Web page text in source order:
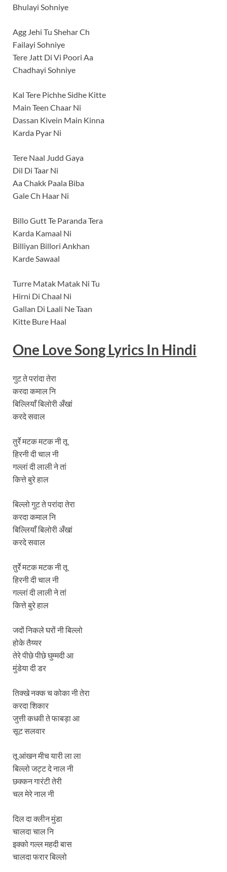
Bhulayi Sohniye
Agg Jehi Tu Shehar Ch
Failayi Sohniye
Tere Jatt Di Vi Poori Aa
Chadhayi Sohniye
Kal Tere Pichhe Sidhe Kitte
Main Teen Chaar Ni
Dassan Kivein Main Kinna
Karda Pyar Ni
Tere Naal Judd Gaya
Dil Di Taar Ni
Aa Chakk Paala Biba
Gale Ch Haar Ni
Billo Gutt Te Paranda Tera
Karda Kamaal Ni
Billiyan Billori Ankhan
Karde Sawaal
Turre Matak Matak Ni Tu
Hirni Di Chaal Ni
Gallan Di Laali Ne Taan
Kitte Bure Haal
One Love Song Lyrics In Hindi
गुट ते परांदा तेरा
करदा कमाल नि
बिल्लियाँ बिलोरी अँखां
करदे सवाल
तुर्रे मटक मटक नी तू
हिरनी दी चाल नी
गल्लां दी लाली ने तां
कित्ते बुरे हाल
बिल्लो गुट ते परांदा तेरा
करदा कमाल नि
बिल्लियाँ बिलोरी अँखां
करदे सवाल
तुर्रे मटक मटक नी तू
हिरनी दी चाल नी
गल्लां दी लाली ने तां
कित्ते बुरे हाल
जदों निकले घरों नी बिल्लो
होके तैय्यर
तेरे पीछे पीछे घुम्मदी आ
मुंडेया दी डर
तिक्खे नक्क च कोका नी तेरा
करदा शिकार
जुत्ती कधवी ते फाबड़ा आ
सूट सलवार
तू आंखन मीच यारी ला ला
बिल्लो जट्ट दे नाल नी
छक्कन गारंटी तेरी
चल मेरे नाल नी
दिल दा क्लीन मुंडा
चालदा चाल नि
इक्को गल्ल महदी बास
चालदा फरार बिल्लो